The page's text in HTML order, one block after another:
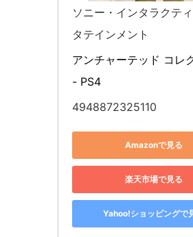
ソニー・インタラクテ
タテインメント
アンチャーテッド コレ
- PS4
4948872325110
Amazonで見る
楽天市場で見る
Yahoo!ショッピングで